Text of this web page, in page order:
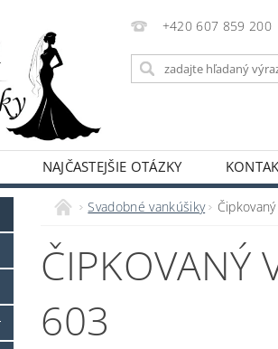
+420 607 859 200
NAJČASTEJŠIE OTÁZKY
Svadobné vankúšiky
ČIPKOVANÝ
603